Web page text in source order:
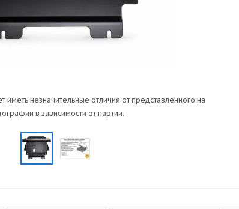
иметь незначительные отличия от представленного на
в зависимости от партии.